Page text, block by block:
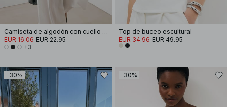
Camiseta de algodón con cuello de embudo
EUR 16.06 EUR 22.95
+3
Top de buceo escultural
EUR 34.96 EUR 49.95
-30% -30%